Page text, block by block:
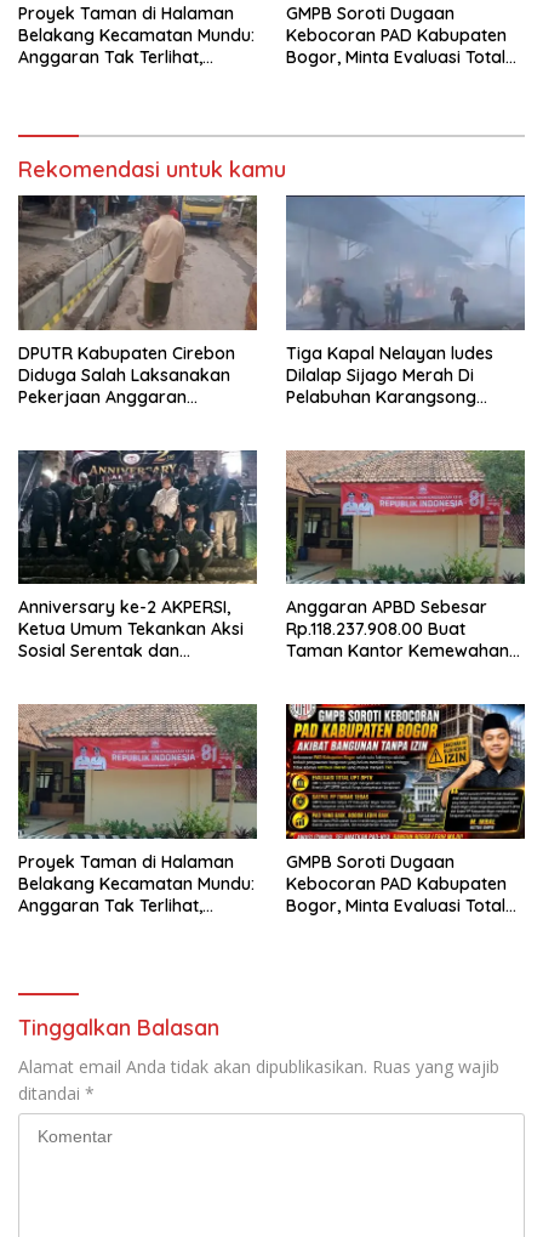
Proyek Taman di Halaman
Belakang Kecamatan Mundu:
Anggaran Tak Terlihat,
GMPB Soroti Dugaan
Kebocoran PAD Kabupaten
Bogor, Minta Evaluasi Total
Rekomendasi untuk kamu
DPUTR Kabupaten Cirebon
Diduga Salah Laksanakan
Pekerjaan Anggaran
Rp.581.850.000Juta
Terancam Mubazir!
Tiga Kapal Nelayan ludes
Dilalap Sijago Merah Di
Pelabuhan Karangsong
Anniversary ke-2 AKPERSI,
Ketua Umum Tekankan Aksi
Sosial Serentak dan
Anggaran APBD Sebesar
Rp.118.237.908.00 Buat
Taman Kantor Kemewahan
Secara Terbuka!
Proyek Taman di Halaman
Belakang Kecamatan Mundu:
Anggaran Tak Terlihat,
GMPB Soroti Dugaan
Kebocoran PAD Kabupaten
Bogor, Minta Evaluasi Total
Tinggalkan Balasan
Alamat email Anda tidak akan dipublikasikan. Ruas yang wajib
ditandai *